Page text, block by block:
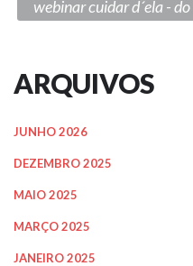
webinar cuidar d´ela -
ARQUIVOS
JUNHO 2026
DEZEMBRO 2025
MAIO 2025
MARÇO 2025
JANEIRO 2025